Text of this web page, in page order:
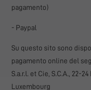
pagamento)
- Paypal
Su questo sito sono
pagamento online del
S.a.r.l. et Cie, S.C.A., 22-
Luxembourg